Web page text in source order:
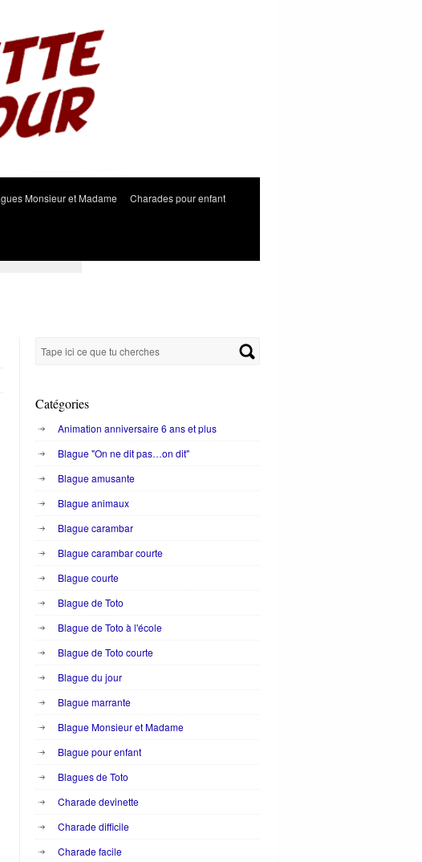
Monsieur et Madame Charades pour enfant
Catégories
Animation anniversaire 6 ans et plus
Blague "On ne dit pas…on dit"
Blague amusante
Blague animaux
Blague carambar
Blague carambar courte
Blague courte
Blague de Toto
Blague de Toto à l'école
Blague de Toto courte
Blague du jour
Blague marrante
Blague Monsieur et Madame
Blague pour enfant
Blagues de Toto
Charade devinette
Charade difficile
Charade facile